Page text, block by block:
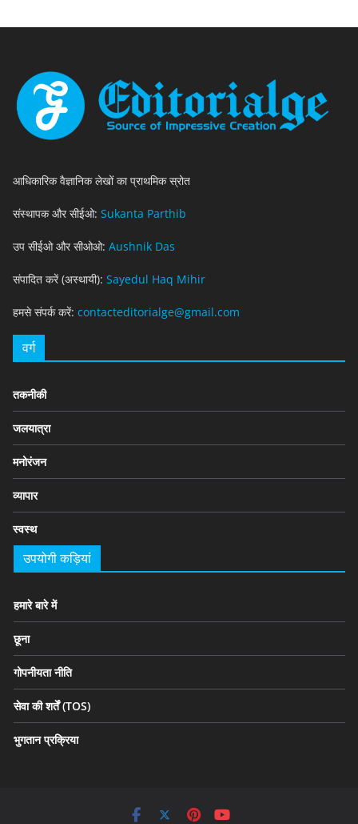
आधिकारिक वैज्ञानिक लेखों का प्राथमिक स्रोत
संस्थापक और सीईओ: Sukanta Parthib
उप सीईओ और सीओओ: Aushnik Das
संपादित करें (अस्थायी): Sayedul Haq Mihir
हमसे संपर्क करें: contacteditorialge@gmail.com
वर्ग
तकनीकी
जलयात्रा
मनोरंजन
व्यापार
स्वस्थ
उपयोगी कड़ियां
हमारे बारे में
छूना
गोपनीयता नीति
सेवा की शर्तें (TOS)
भुगतान प्रक्रिया